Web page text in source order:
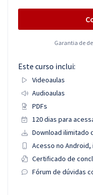
Garantia de
Este curso inclui:
Videoaulas
Audioaulas
PDFs
120 dias para
Download ilimitado
Acesso no Android,
Certificado de
Fórum de dúvidas